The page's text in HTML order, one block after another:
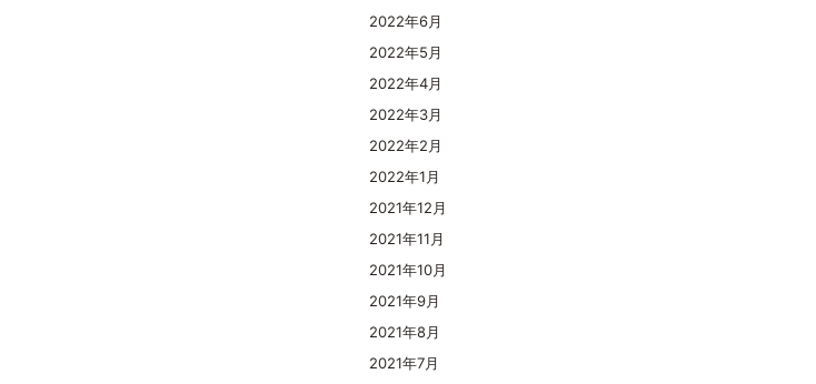
2022年6月
2022年5月
2022年4月
2022年3月
2022年2月
2022年1月
2021年12月
2021年11月
2021年10月
2021年9月
2021年8月
2021年7月